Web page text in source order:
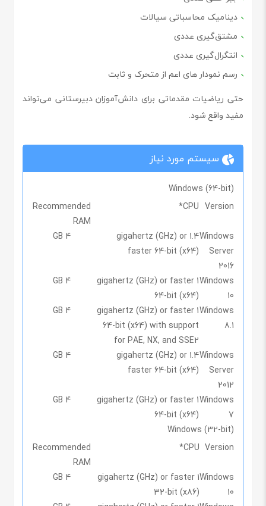
دینامیک محاسباتی سیالات
مشتق‌گیری عددی
انتگرال‌گیری عددی
رسم نمودار های اعم از متحرک و ثابت
حتی ریاضیات مقدماتی برای دانش‌آموزان دبیرستانی می‌تواند
مفید واقع شود.
سیستم مورد نیاز
Windows (64-bit)
Version
CPU*
Recommended
RAM
Windows
Server
2016
1.4 gigahertz (GHz) or
faster 64-bit (x64)
4 GB
Windows
10
1 gigahertz (GHz) or faster
64-bit (x64)
4 GB
Windows
8.1
1 gigahertz (GHz) or faster
64-bit (x64) with support
for PAE, NX, and SSE2
4 GB
Windows
Server
2012
1.4 gigahertz (GHz) or
faster 64-bit (x64)
4 GB
Windows
7
1 gigahertz (GHz) or faster
64-bit (x64)
4 GB
Windows (32-bit)
Version
CPU
*
Recommended
RAM
Windows
10
1 gigahertz (GHz) or faster
32-bit (x86)
4 GB